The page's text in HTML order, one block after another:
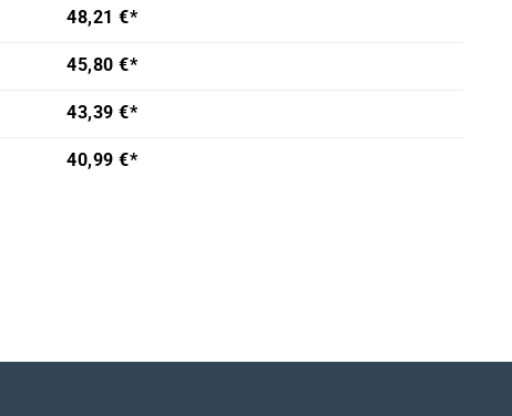
48,21 €*
45,80 €*
43,39 €*
40,99 €*